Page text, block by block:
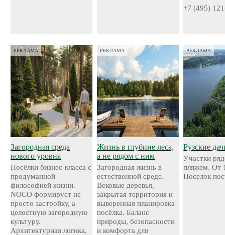
+7 (495)
РЕКЛАМА
Загородная среда
нового уровня
Посёлки бизнес-класса с
продуманной
философией жизни.
NOCO формирует не
просто застройку, а
целостную загородную
культуру.
Архитектурная логика,
РЕКЛАМА
Жизнь в глубине леса,
а не рядом с ним
Загородная жизнь в
естественной среде.
Вековые деревья,
закрытая территория и
выверенная планировка
посёлка. Баланс
природы, безопасности
и комфорта для
РЕКЛАМА
Рузские
Участки
пляжем. От
Поселок